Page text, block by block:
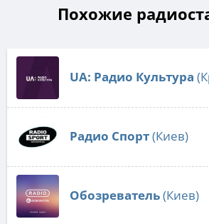
Похожие
UA: Радио Культура
Радио Спорт(Киев)
Обозреватель(Киев)